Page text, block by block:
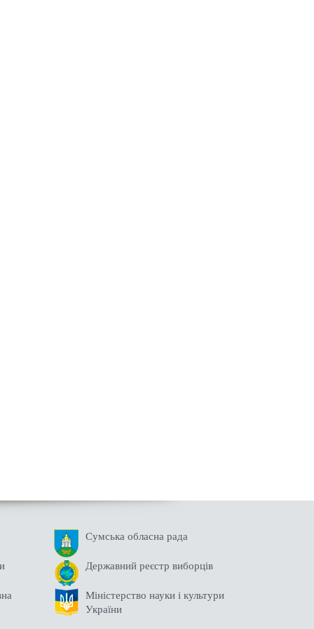
Сумська обласна рада
Державний реєстр виборців
Міністерство науки і культури
України